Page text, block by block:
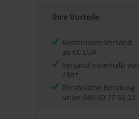
Ihre Vorteile
Kostenloser Versand
ab 60 EUR
Versand innerhalb von
48h*
Persönliche Beratung
unter 040 60 77 65 23